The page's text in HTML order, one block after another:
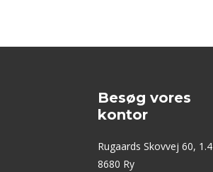
Besøg vores
kontor
Rugaards Skovvej 60, 1.4
8680 Ry